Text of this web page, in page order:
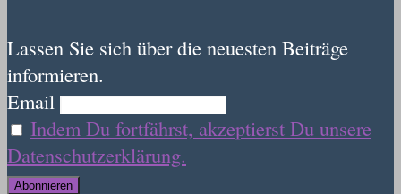
Lassen Sie sich über die neuesten Beiträge
informieren.
Email
Indem Du fortfährst, akzeptierst Du unsere
Datenschutzerklärung.